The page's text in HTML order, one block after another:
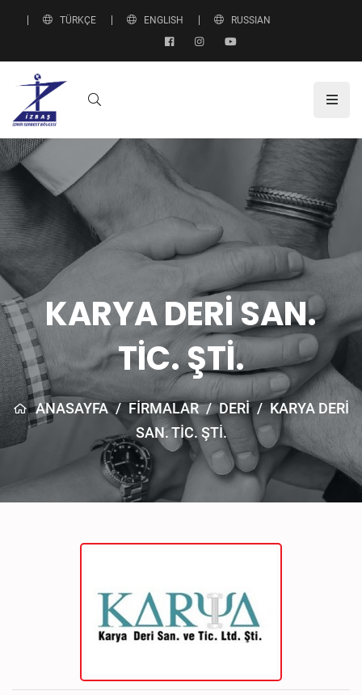
TÜRKÇE ENGLISH RUSSIAN
KARYA DERİ SAN.
TİC. ŞTİ.
ANASAYFA / FİRMALAR / DERI / KARYA DERİ
SAN. TİC. ŞTİ.